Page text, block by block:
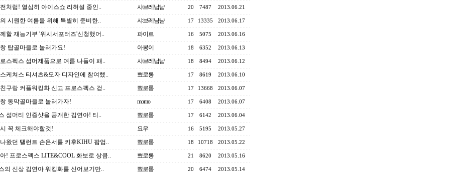
처럼! 열심히 아이스쇼 리허설 중인.. 샤브레냠냠 20 7487 2013.06.21
시원한 여름을 위해 특별히 준비한.. 샤브레냠냠 17 13335 2013.06.17
할 재능기부 '위시서포터즈'신청했어.. 파이르 16 5075 2013.06.16
탑골마을로 놀러가요! 아봉이 18 6352 2013.06.13
스펙스 섬머제품으로 여름 나들이 패.. 샤브레냠냠 18 8494 2013.06.12
케쳐스 티셔츠&모자 디자인에 참여했.. 뾰로롱 17 8619 2013.06.10
구랑 커플워킹화 신고 프로스펙스 걷.. 뾰로롱 17 13668 2013.06.07
동막골마을로 놀러가자! momo 17 6408 2013.06.07
섬머티 인증샷을 공개한 김연아! 티.. 뾰로롱 17 6142 2013.06.04
꼭 체크해야할것! 요우 16 5195 2013.05.27
왔던 탤런트 손은서를 키후KIHU 팝업.. 뾰로롱 18 10718 2013.05.22
! 프로스펙스 LITE&COOL 화보로 상큼.. 뾰로롱 21 8620 2013.05.16
의 신상 김연아 워킹화를 신어보기만.. 뾰로롱 20 6474 2013.05.14